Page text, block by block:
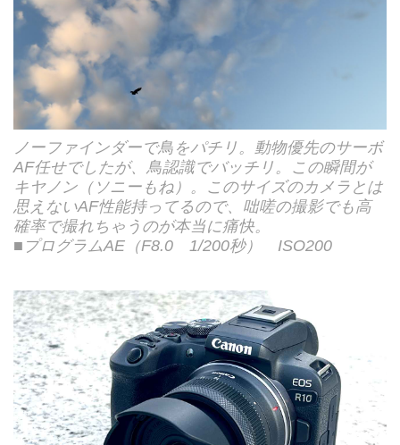
ノーファインダーで鳥をパチリ。動物優先のサーボ
AF任せでしたが、鳥認識でバッチリ。この瞬間が
キヤノン（ソニーもね）。このサイズのカメラとは
思えないAF性能持ってるので、咄嗟の撮影でも高
確率で撮れちゃうのが本当に痛快。
■プログラムAE（F8.0 1/200秒） ISO200